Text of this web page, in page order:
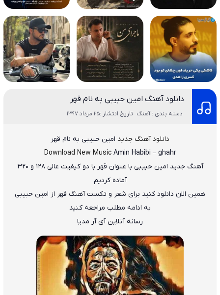
دانلود آهنگ امین حبیبی به نام قهر
دسته بندی : آهنگ تاریخ انتشار :25 مرداد 1397
دانلود آهنگ جدید امین حبیبی به نام قهر
Download New Music Amin Habibi – ghahr
آهنگ جدید امین حبیبی با عنوان قهر
با دو کیفیت عالی ۱۲۸ و ۳۲۰
آماده کردیم
همین الان دانلود کنید برای شعر و تکست آهنگ قهر از امین حبیبی
به ادامه مطلب مراجعه کنید
رسانه آنلاین آی آر مدیا